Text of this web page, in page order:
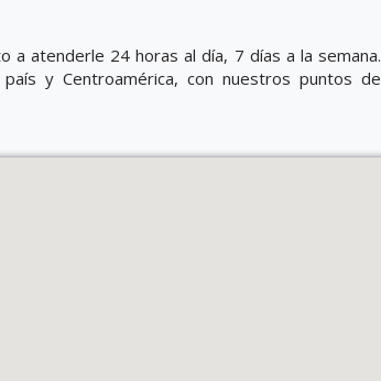
a atenderle 24 horas al día, 7 días a la semana.
y Centroamérica, con nuestros puntos de